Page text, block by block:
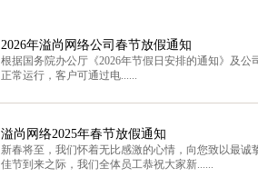
2026年溢尚网络公司春节放假通知
根据国务院办公厅《2026年节假日安排的通知》及
正常运行，客户可通过电......
溢尚网络2025年春节放假通知
新春将至，我们怀着无比感激的心情，向您致以最
佳节到来之际，我们全体员工恭祝大家新......